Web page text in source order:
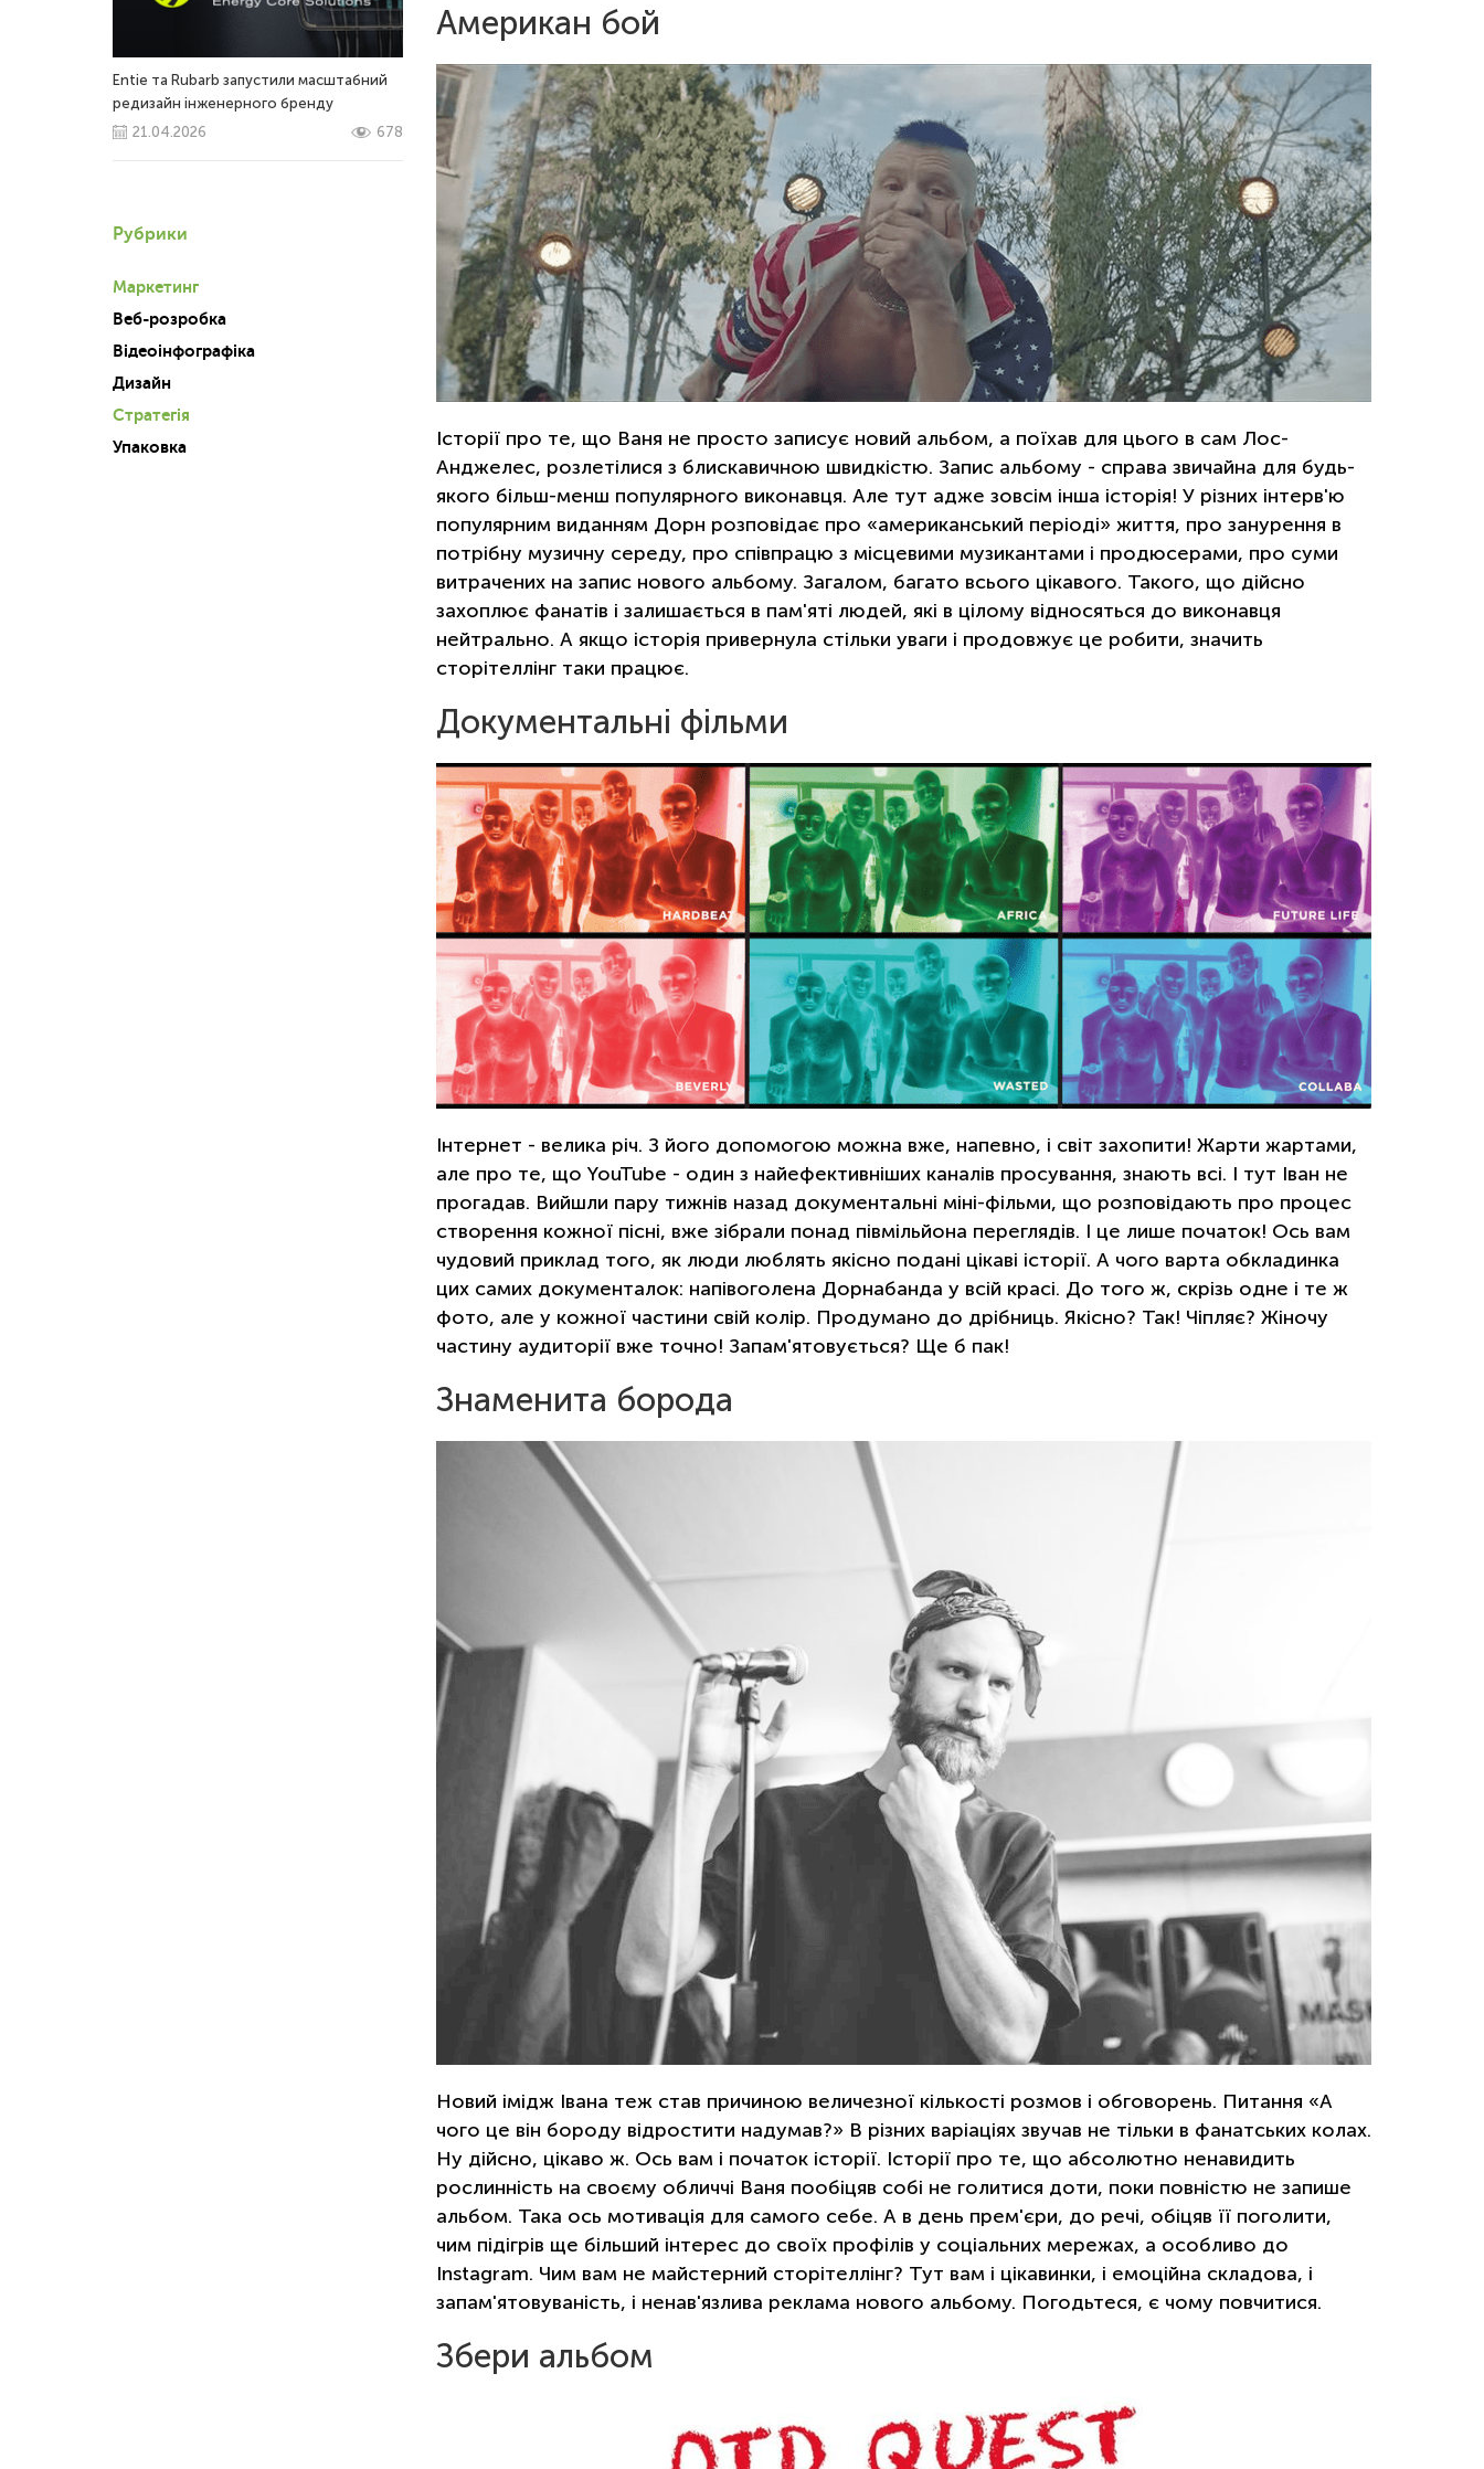
Американ бой
Історії про те, що Ваня не просто записує новий альбом, а поїхав для цього в сам Лос-
Анджелес, розлетілися з блискавичною швидкістю. Запис альбому - справа звичайна для будь-
якого більш-менш популярного виконавця. Але тут адже зовсім інша історія! У різних інтерв'ю
популярним виданням Дорн розповідає про «американський періоді» життя, про занурення в
потрібну музичну середу, про співпрацю з місцевими музикантами і продюсерами, про суми
витрачених на запис нового альбому. Загалом, багато всього цікавого. Такого, що дійсно
захоплює фанатів і залишається в пам'яті людей, які в цілому відносяться до виконавця
нейтрально. А якщо історія привернула стільки уваги і продовжує це робити, значить
сторітеллінг таки працює.
Документальні фільми
Інтернет - велика річ. З його допомогою можна вже, напевно, і світ захопити! Жарти жартами,
але про те, що YouTube - один з найефективніших каналів просування, знають всі. І тут Іван не
прогадав. Вийшли пару тижнів назад документальні міні-фільми, що розповідають про процес
створення кожної пісні, вже зібрали понад півмільйона переглядів. І це лише початок! Ось вам
чудовий приклад того, як люди люблять якісно подані цікаві історії. А чого варта обкладинка
цих самих документалок: напівоголена Дорнабанда у всій красі. До того ж, скрізь одне і те ж
фото, але у кожної частини свій колір. Продумано до дрібниць. Якісно? Так! Чіпляє? Жіночу
частину аудиторії вже точно! Запам'ятовується? Ще б пак!
Знаменита борода
Новий імідж Івана теж став причиною величезної кількості розмов і обговорень. Питання «А
чого це він бороду відростити надумав?» В різних варіаціях звучав не тільки в фанатських колах.
Ну дійсно, цікаво ж. Ось вам і початок історії. Історії про те, що абсолютно ненавидить
рослинність на своєму обличчі Ваня пообіцяв собі не голитися доти, поки повністю не запише
альбом. Така ось мотивація для самого себе. А в день прем'єри, до речі, обіцяв її поголити,
чим підігрів ще більший інтерес до своїх профілів у соціальних мережах, а особливо до
Instagram. Чим вам не майстерний сторітеллінг? Тут вам і цікавинки, і емоційна складова, і
запам'ятовуваність, і ненав'язлива реклама нового альбому. Погодьтеся, є чому повчитися.
Збери альбом
Entie та Rubarb запустили масштабний
редизайн інженерного бренду
21.04.2026
678
Рубрики
Маркетинг
Веб-розробка
Відеоінфографіка
Дизайн
Стратегія
Упаковка